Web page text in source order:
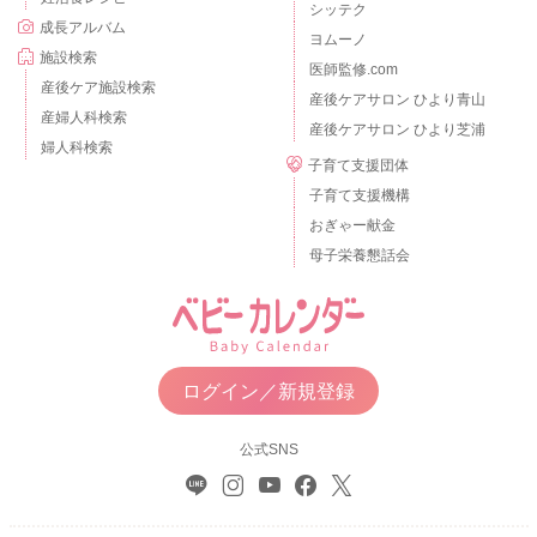
成長アルバム
施設検索
産後ケア施設検索
産婦人科検索
婦人科検索
シッテク
ヨムーノ
医師監修.com
産後ケアサロン ひより青山
産後ケアサロン ひより芝浦
子育て支援団体
子育て支援機構
おぎゃー献金
母子栄養懇話会
ログイン／新規登録
公式SNS